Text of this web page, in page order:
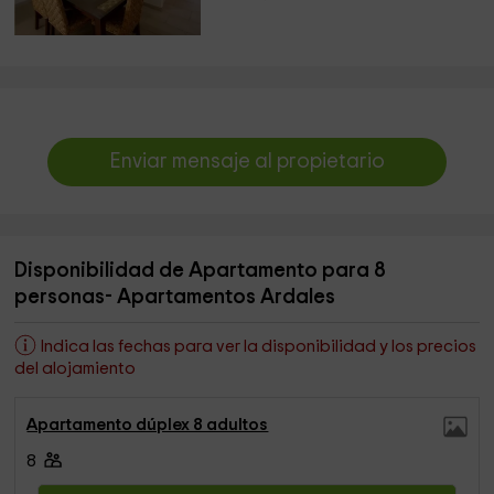
Enviar mensaje al propietario
Disponibilidad de Apartamento para 8
personas- Apartamentos Ardales
Indica las fechas para ver la disponibilidad y los precios
del alojamiento
Apartamento dúplex 8 adultos
8